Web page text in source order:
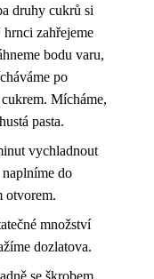
druhy cukrů si
zahřejeme
bodu varu,
po
Mícháme,
pasta.
vychladnout
do
otvorem.
množství
dozlatova.
se škrobem.